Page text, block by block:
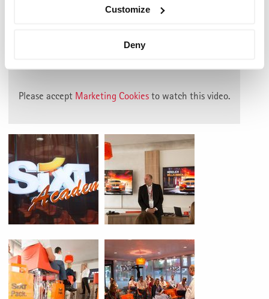
Customize
Deny
Hier können Sie das Programmblatt herunterladen.
Please accept Marketing Cookies to watch this video.